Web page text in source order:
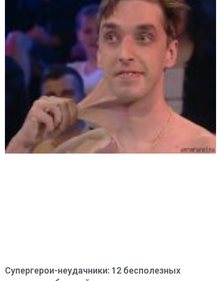
Супергерои-неудачники: 12 бесполезных